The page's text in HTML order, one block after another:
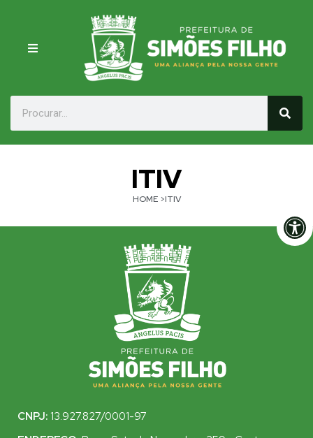
ITIV
HOME>ITIV
CNPJ: 13.927.827/0001-97